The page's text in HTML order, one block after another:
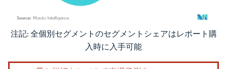
画像 © Mordor Intelligence。再利用にはCC BY 4.0の表示が必要です。
注記: 全個別セグメントのセグメントシェアはレポート購
入時に入手可能